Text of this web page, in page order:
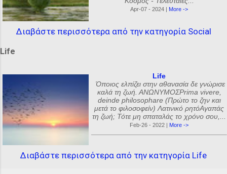
Apr-07 - 2024 | More ->
Διαβάστε περισσότερα από την κατηγορία Social
Life
Life
Όποιος ελπίζει στην αθανασία δε γνώρισε
καλά τη ζωή. ΑΝΩΝΥΜΟΣPrima vivere,
deinde philosophare (Πρώτο το ζην και
μετά το φιλοσοφείν) Λατινικό ρητόΑγαπάς
τη ζωή; Τότε μη σπαταλάς το χρόνο σου,...
Feb-26 - 2022 | More ->
Διαβάστε περισσότερα από την κατηγορία Life